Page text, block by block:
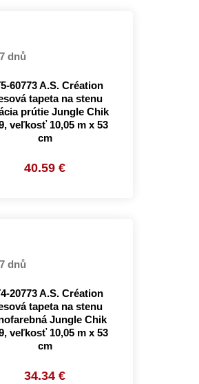
dnů
60773 A.S. Création
tapeta na stenu
prútie Jungle Chik
veľkosť 10,05 m x 53
cm
40.59 €
dnů
20773 A.S. Création
tapeta na stenu
Jungle Chik
veľkosť 10,05 m x 53
cm
34.34 €